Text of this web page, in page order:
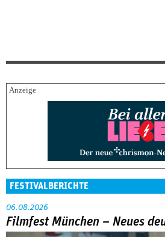
FESTIVALBERICHTE
06.08.2026
Filmfest München – Neues